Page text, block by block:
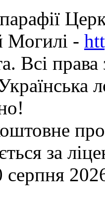
Могилі -
Всі
за
серпня